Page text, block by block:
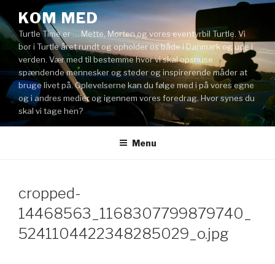
til
indhold
KOM MED
Turtle Time er … Mette, Morten og vores eventyrbil Turtle. Vi
bor i Turtle året rundt og opholder os både i Danmark og ude i
verden. Vær med til bestemme hvor vi skal opsnuse
spændende mennesker og steder og inspirerende måder at
bruge livet på. Oplevelserne kan du følge med i på vores egne
og i andres medier og igennem vores foredrag. Hvor synes du
skal vi tage hen?
Menu
cropped-
14468563_1168307799879740_
5241104422348285029_o.jpg